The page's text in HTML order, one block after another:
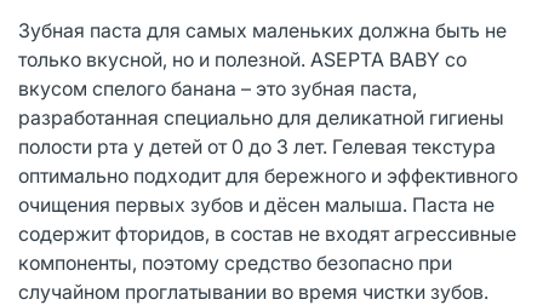
Зубная паста для самых маленьких должна быть не
только вкусной, но и полезной. ASEPTA BABY со
вкусом спелого банана – это зубная паста,
разработанная специально для деликатной гигиены
полости рта у детей от 0 до 3 лет. Гелевая текстура
оптимально подходит для бережного и эффективного
очищения первых зубов и дёсен малыша. Паста не
содержит фторидов, в состав не входят агрессивные
компоненты, поэтому средство безопасно при
случайном проглатывании во время чистки зубов.